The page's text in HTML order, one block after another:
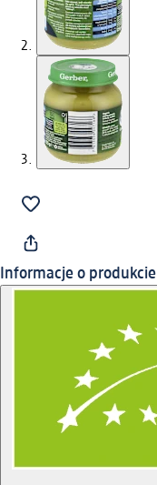
Informacje o produkcie